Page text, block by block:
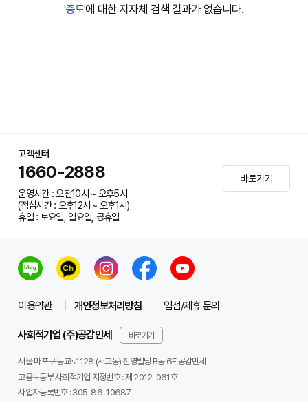
'증도'에 대한 지자체 검색 결과가 없습니다.
고객센터
1660-2888
운영시간 : 오전10시 ~ 오후5시
(점심시간 : 오후12시 ~ 오후1시)
휴일 : 토요일, 일요일, 공휴일
바로가기
이용약관 개인정보처리방침 입점/제휴 문의
사회적기업 (주)공감만세 바로가기
서울 마포구 동교로 128 (서교동) 진영빌딩 B동 6F 공감만세
고용노동부 사회적기업 지정번호 : 제 2012-061호
사업자등록번호 :305-86-10687